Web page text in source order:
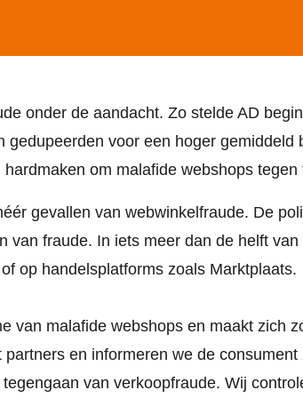
onder de aandacht. Zo stelde AD
voor een hoger gemiddeld
om malafide webshops tegen
gevallen van webwinkelfraude. De
van fraude. In iets meer dan de helft
op handelsplatforms zoals Marktplaats.
van malafide webshops en maakt zich
en informeren we de
tegengaan van verkoopfraude. Wij